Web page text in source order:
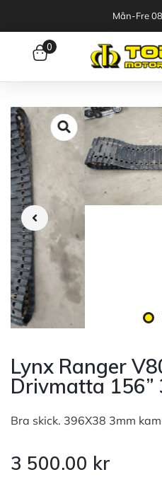
Mån-Fre
0
Lynx Ranger
Drivmatta
Bra skick. 396X38 3mm
3 500.00 kr